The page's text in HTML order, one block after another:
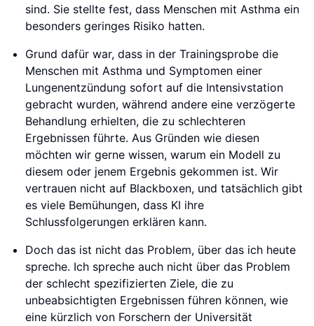
sind. Sie stellte fest, dass Menschen mit Asthma ein
besonders geringes Risiko hatten.
Grund dafür war, dass in der Trainingsprobe die
Menschen mit Asthma und Symptomen einer
Lungenentzündung sofort auf die Intensivstation
gebracht wurden, während andere eine verzögerte
Behandlung erhielten, die zu schlechteren
Ergebnissen führte. Aus Gründen wie diesen
möchten wir gerne wissen, warum ein Modell zu
diesem oder jenem Ergebnis gekommen ist. Wir
vertrauen nicht auf Blackboxen, und tatsächlich gibt
es viele Bemühungen, dass KI ihre
Schlussfolgerungen erklären kann.
Doch das ist nicht das Problem, über das ich heute
spreche. Ich spreche auch nicht über das Problem
der schlecht spezifizierten Ziele, die zu
unbeabsichtigten Ergebnissen führen können, wie
eine kürzlich von Forschern der Universität